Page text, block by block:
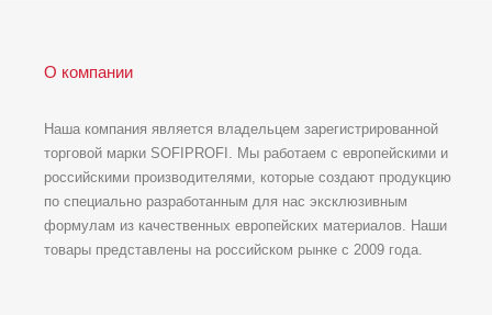
О компании
Наша компания является владельцем зарегистрированной
торговой марки SOFIPROFI. Мы работаем с европейскими и
российскими производителями, которые создают продукцию
по специально разработанным для нас эксклюзивным
формулам из качественных европейских материалов. Наши
товары представлены на российском рынке с 2009 года.